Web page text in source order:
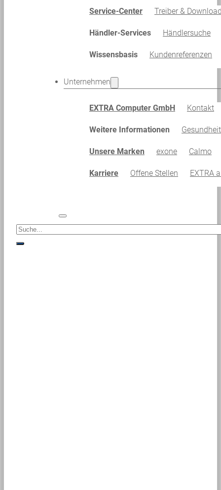
Suche<
suche
Service-Center Treiber &
Händler-Services Händlersuche
Wissensbasis Kundenreferenzen
Unternehmen
EXTRA Computer GmbH Kontakt
Weitere Informationen
Unsere Marken exone Calmo
Karriere Offene Stellen EXTRA